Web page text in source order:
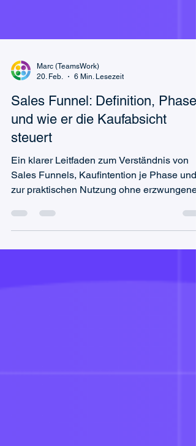
20. Feb.
6 Min. Lesezeit
Sales Funnel: Definition, Phasen
und wie er die Kaufabsicht
steuert
Ein klarer Leitfaden zum Verständnis von
Sales Funnels, Kaufintention je Phase und
zur praktischen Nutzung ohne erzwungene